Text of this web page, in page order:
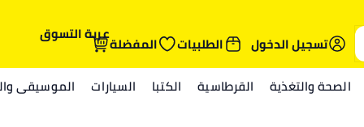
تسجيل الدخول الطلبيات المفضلةعربة التسوق
الصحة والتغذية القرطاسية الكتبا السيارات الموسيقى